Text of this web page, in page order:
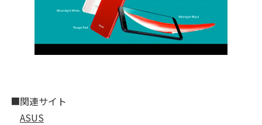
■関連サイト
ASUS